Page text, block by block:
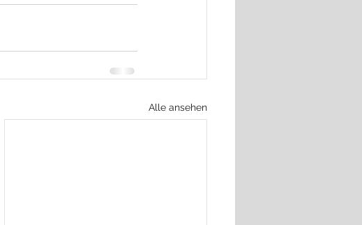
Alle ansehen